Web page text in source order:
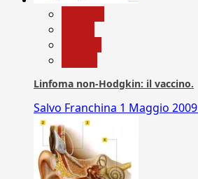
Linfoma non-Hodgkin: il vaccino.
Salvo Franchina 1 Maggio 2009